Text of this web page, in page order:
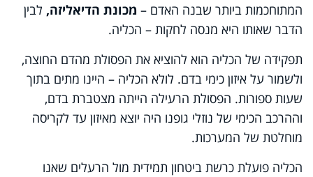
המתוחכמות ביותר שבנה האדם – מכונת הדיאליזה, לבין
הדבר שאותו היא מנסה לחקות – הכליה.
תפקידה של הכליה הוא להוציא את הפסולת מהדם החוצה,
ולשמור על איזון כימי בדם. לולא הכליה – היינו מתים בתוך
שעות ספורות. הפסולת הרעילה הייתה מצטברת בדם,
וההרכב הכימי של נוזלי גופנו היה יוצא מאיזון עד לקריסה
מוחלטת של המערכות.
הכליה פועלת כרשת ביטחון תמידית מול הרעלים שאנו